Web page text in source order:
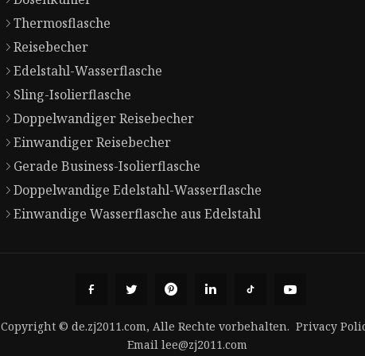
Thermosflasche
Reisebecher
Edelstahl-Wasserflasche
Sling-Isolierflasche
Doppelwandiger Reisebecher
Einwandiger Reisebecher
Gerade Business-Isolierflasche
Doppelwandige Edelstahl-Wasserflasche
Einwandige Wasserflasche aus Edelstahl
Copyright © de.zj2011.com, Alle Rechte vorbehalten. Privacy
Email lee@zj2011.com